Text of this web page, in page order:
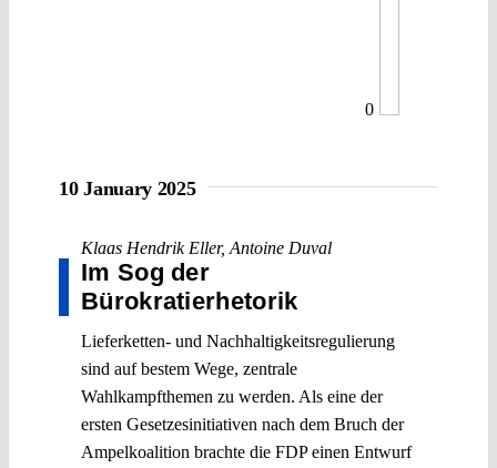
0
10 January 2025
Klaas Hendrik Eller, Antoine Duval
Im Sog der
Bürokratierhetorik
Lieferketten- und Nachhaltigkeitsregulierung
sind auf bestem Wege, zentrale
Wahlkampfthemen zu werden. Als eine der
ersten Gesetzesinitiativen nach dem Bruch der
Ampelkoalition brachte die FDP einen Entwurf